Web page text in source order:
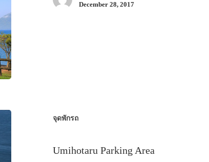
December 28, 2017
จุดพักรถ
Umihotaru Parking Area